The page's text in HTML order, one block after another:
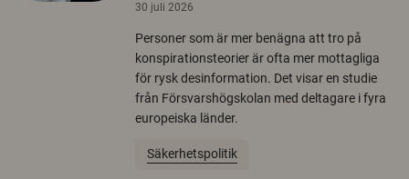
30 juli 2026
Personer som är mer benägna att tro på
konspirationsteorier är ofta mer mottagliga
för rysk desinformation. Det visar en studie
från Försvarshögskolan med deltagare i fyra
europeiska länder.
Säkerhetspolitik